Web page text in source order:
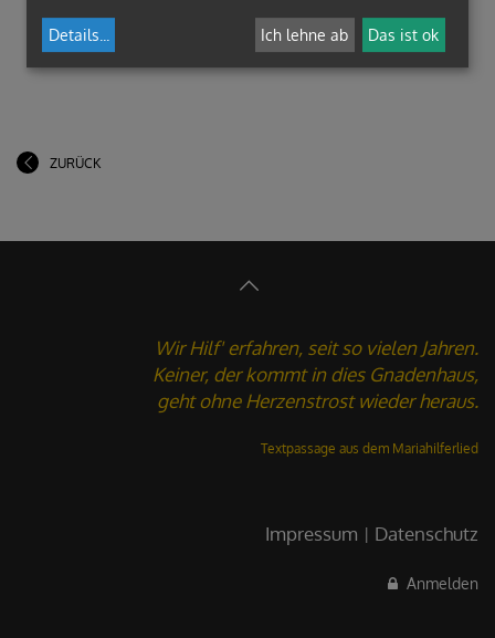
ZURÜCK
Wir Hilf' erfahren, seit so vielen Jahren.
Keiner, der kommt in dies Gnadenhaus,
geht ohne Herzenstrost wieder heraus.
Textpassage aus dem Mariahilferlied
Impressum Datenschutz
Anmelden
Details Ich lehne ab Das ist ok